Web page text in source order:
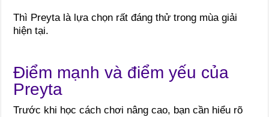
Thì Preyta là lựa chọn rất đáng thử trong mùa giải
hiện tại.
Điểm mạnh và điểm yếu của
Preyta
Trước khi học cách chơi nâng cao, bạn cần hiểu rõ